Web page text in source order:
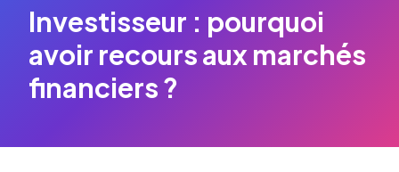
Investisseur : pourquoi
avoir recours aux marchés
financiers ?